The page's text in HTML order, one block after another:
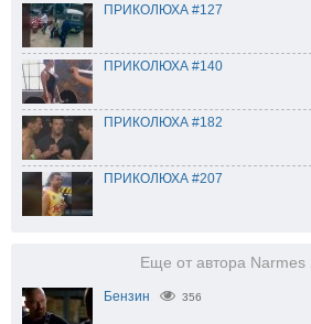
ПРИКОЛЮХА #127
ПРИКОЛЮХА #140
ПРИКОЛЮХА #182
ПРИКОЛЮХА #207
Еще от автора Narmes
Бензин 356